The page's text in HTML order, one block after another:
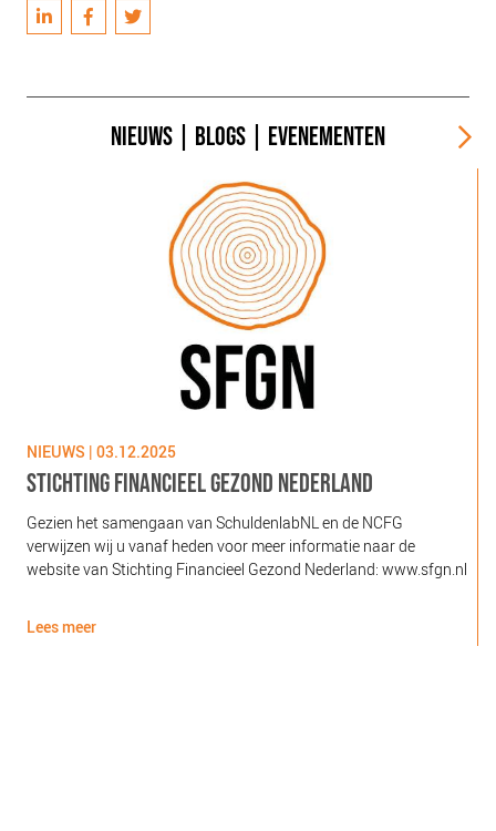
NIEUWS BLOGS EVENEMENTEN
NIEUWS | 03.12.2025
STICHTING FINANCIEEL GEZOND NEDERLAND
Gezien het samengaan van SchuldenlabNL en de NCFG
verwijzen wij u vanaf heden voor meer informatie naar de
website van Stichting Financieel Gezond Nederland: www.sfgn.nl
Lees meer